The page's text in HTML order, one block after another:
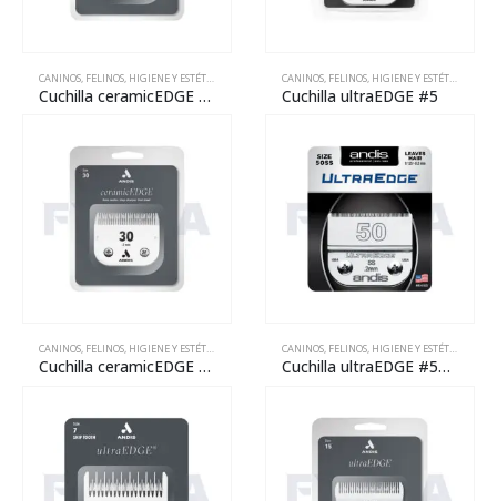
CANINOS, FELINOS, HIGIENE Y ESTÉTICA MANTENIMIENTO,REPARACIÓN
Cuchilla ceramicEDGE #40SS
CANINOS, FELINOS, HIGIENE Y ESTÉTICA
Cuchilla ultraEDGE #5
CANINOS, FELINOS, HIGIENE Y ESTÉTICA MANTENIMIENTO,REPARACIÓN
Cuchilla ceramicEDGE #30
CANINOS, FELINOS, HIGIENE Y ESTÉTICA
Cuchilla ultraEDGE #50SS